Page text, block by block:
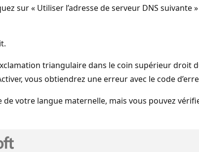
« Utiliser l’adresse de serveur DNS suivante »
triangulaire dans le coin supérieur droit
vous obtiendrez une erreur avec le code
votre langue maternelle, mais vous pouvez